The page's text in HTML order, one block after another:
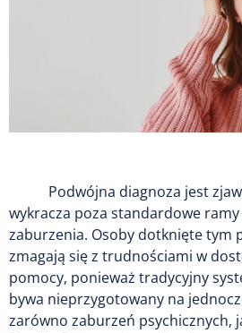
Podwójna diagnoza jest
wykracza poza standardowe
zaburzenia. Osoby dotknięte tym
zmagają się z trudnościami w
pomocy, ponieważ tradycyjny
bywa nieprzygotowany na
zarówno zaburzeń psychicznych,